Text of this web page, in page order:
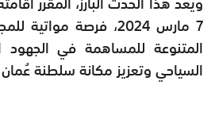
7 مارس 2024، فرصة
المتنوعة للمساهمة في الجهود
السياحي وتعزيز مكانة سلطنة